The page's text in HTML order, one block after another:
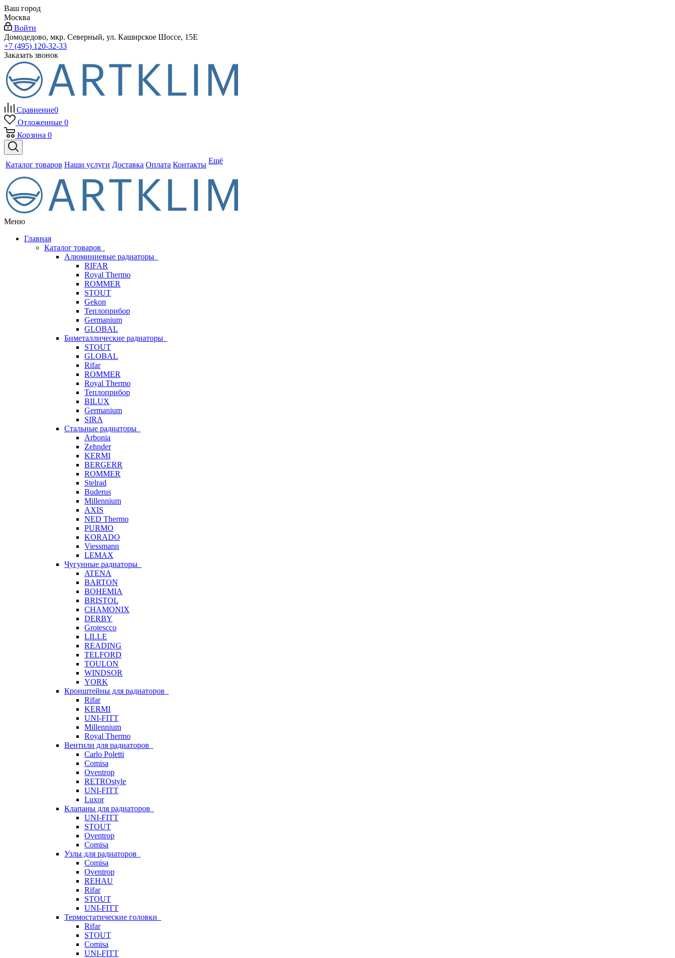
Ваш город
Москва
Войти
Домодедово, мкр. Северный, ул. Каширское Шоссе, 15Е
+7 (495) 120-32-33
Заказать звонок
Сравнение0
Отложенные 0
Корзина 0
Каталог товаров Наши услуги Доставка Оплата Контакты Ещё
Меню
Главная
Каталог товаров
Алюминиевые радиаторы
RIFAR
Royal Thermo
ROMMER
STOUT
Gekon
Теплоприбор
Germanium
GLOBAL
Биметаллические радиаторы
STOUT
GLOBAL
Rifar
ROMMER
Royal Thermo
Теплоприбор
BILUX
Germanium
SIRA
Стальные радиаторы
Arbonia
Zehnder
KERMI
BERGERR
ROMMER
Stelrad
Buderus
Millennium
AXIS
NED Thermo
PURMO
KORADO
Viessmann
LEMAX
Чугунные радиаторы
ATENA
BARTON
BOHEMIA
BRISTOL
CHAMONIX
DERBY
Grotescco
LILLE
READING
TELFORD
TOULON
WINDSOR
YORK
Кронштейны для радиаторов
Rifar
KERMI
UNI-FITT
Millennium
Royal Thermo
Вентили для радиаторов
Carlo Poletti
Comisa
Oventrop
RETROstyle
UNI-FITT
Luxor
Клапаны для радиаторов
UNI-FITT
STOUT
Oventrop
Comisa
Узлы для радиаторов
Comisa
Oventrop
REHAU
Rifar
STOUT
UNI-FITT
Термостатические головки
Rifar
STOUT
Comisa
UNI-FITT